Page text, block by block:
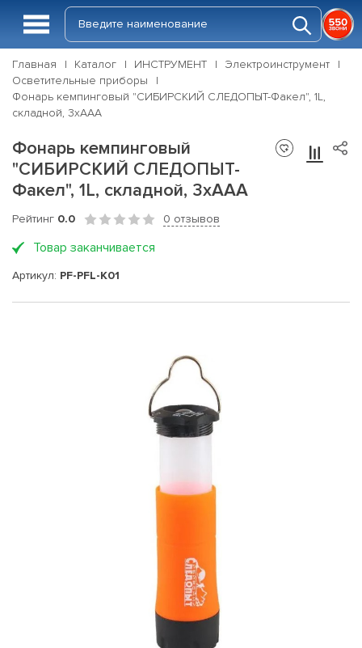
Главная Каталог ИНСТРУМЕНТ
Электроинструмент
Осветительные приборы
Фонарь кемпинговый "СИБИРСКИЙ СЛЕДОПЫТ-Факел", 1L,
складной, 3хААА
Фонарь кемпинговый
"СИБИРСКИЙ СЛЕДОПЫТ-
Факел", 1L, складной, 3хААА
Рейтинг 0.0 0 отзывов
Товар заканчивается
Артикул: PF-PFL-K01